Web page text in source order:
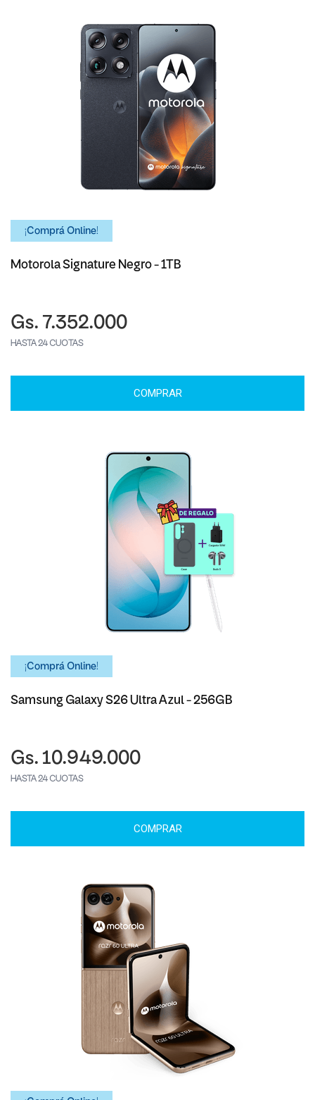
¡Comprá Online!
Motorola Signature Negro - 1TB
Gs. 7.352.000
HASTA 24 CUOTAS
COMPRAR
¡Comprá Online!
Samsung Galaxy S26 Ultra Azul - 256GB
Gs. 10.949.000
HASTA 24 CUOTAS
COMPRAR